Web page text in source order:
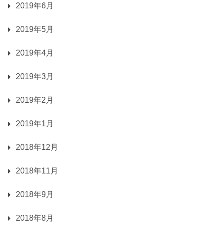
2019年6月
2019年5月
2019年4月
2019年3月
2019年2月
2019年1月
2018年12月
2018年11月
2018年9月
2018年8月